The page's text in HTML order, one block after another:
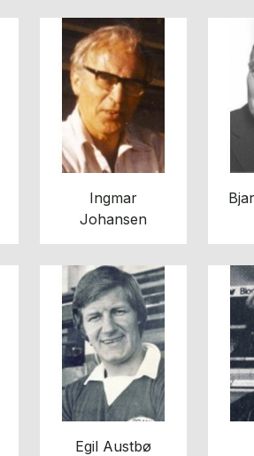
Ingmar
Johansen
Egil Austbø